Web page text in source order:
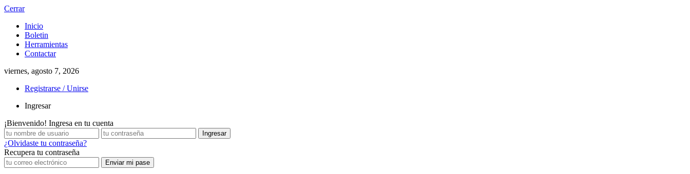
Cerrar
Inicio
Boletin
Herramientas
Contactar
viernes, agosto 7, 2026
Registrarse / Unirse
Ingresar
¡Bienvenido! Ingresa en tu cuenta
¿Olvidaste tu contraseña?
Recupera tu contraseña